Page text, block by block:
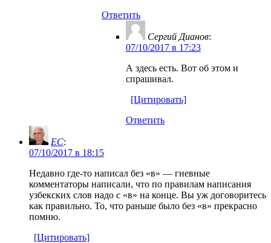
Ответить
Сергий Дианов:
07/10/2017 в 17:23
А здесь есть. Вот об этом и
спрашивал.
[Цитировать]
Ответить
EC:
07/10/2017 в 18:15
Недавно где-то написал без «в» — гневные
комментаторы написали, что по правилам написания
узбекских слов надо с «в» на конце. Вы уж договоритесь
как правильно. То, что раньше было без «в» прекрасно
помню.
[Цитировать]